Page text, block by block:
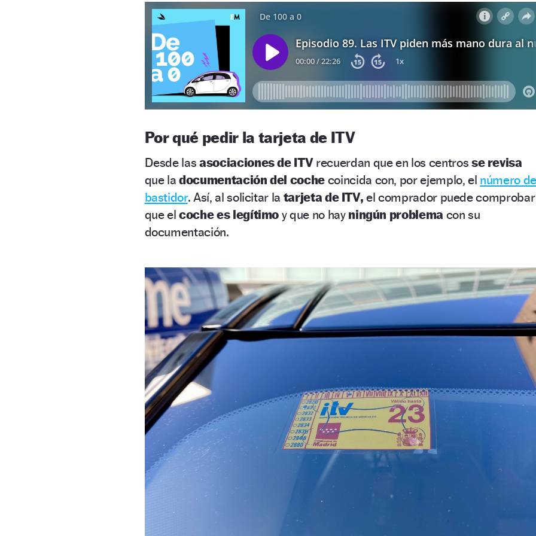
Por qué pedir la tarjeta de ITV
Desde las asociaciones de ITVrecuerdan que en los centros se revisa
que ladocumentación del coche coincida con, por ejemplo, el número
bastidor. Así, al solicitar la tarjeta de ITV, el comprador puede comprobar
que elcoche es legítimo y que no hay ningún problema con su
documentación.